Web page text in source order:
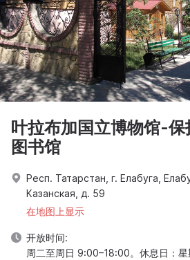
叶拉布加国立博物馆-保
图书馆
Респ. Татарстан, г. Елабуга,
Казанская, д. 59
在地图上显示
开放时间:
周二至周日 9:00–18:00。休息日：星